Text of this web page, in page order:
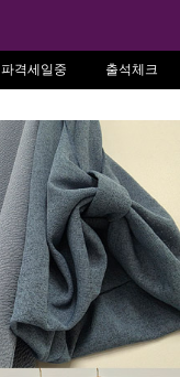
파격세일중 출석체크